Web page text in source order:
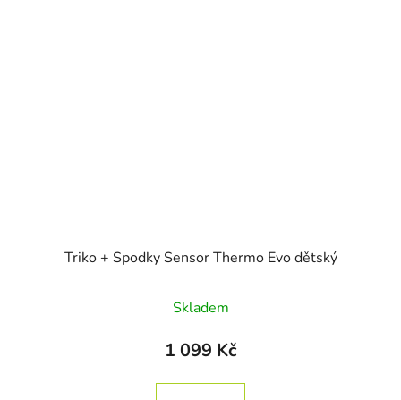
Triko + Spodky Sensor Thermo Evo dětský
Skladem
1 099 Kč